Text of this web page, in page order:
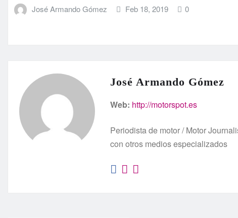
José Armando Gómez Feb 18, 2019 0
José Armando Gómez
Web: http://motorspot.es
Periodista de motor / Motor
con otros medios especializados